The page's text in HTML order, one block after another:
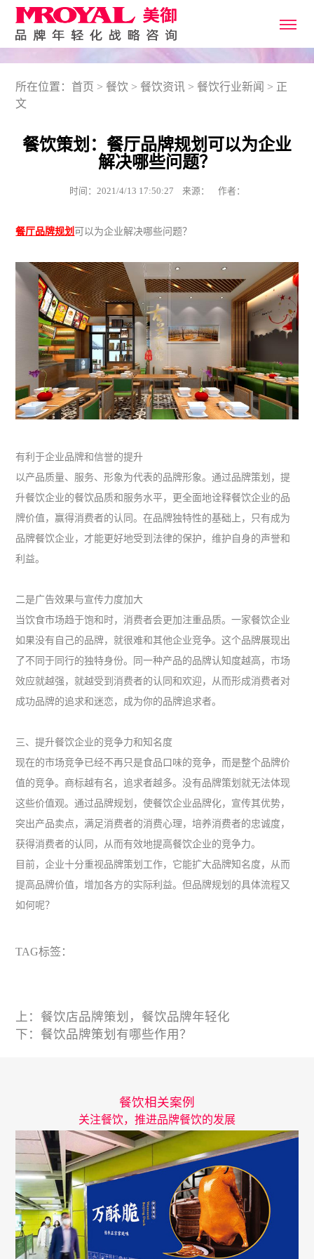
所在位置： 首页 > 餐饮 > 餐饮资讯 > 餐饮行业新闻 > 正
文
餐饮策划：餐厅品牌规划可以为企业
解决哪些问题？
时间：2021/4/13 17:50:27 来源： 作者：
餐厅品牌规划 可以为企业解决哪些问题？
有利于企业品牌和信誉的提升
以产品质量、服务、形象为代表的品牌形象。通过品牌策划，提
升餐饮企业的餐饮品质和服务水平，更全面地诠释餐饮企业的品
牌价值，赢得消费者的认同。在品牌独特性的基础上，只有成为
品牌餐饮企业，才能更好地受到法律的保护，维护自身的声誉和
利益。
二是广告效果与宣传力度加大
当饮食市场趋于饱和时，消费者会更加注重品质。一家餐饮企业
如果没有自己的品牌，就很难和其他企业竞争。这个品牌展现出
了不同于同行的独特身份。同一种产品的品牌认知度越高，市场
效应就越强，就越受到消费者的认同和欢迎，从而形成消费者对
成功品牌的追求和迷恋，成为你的品牌追求者。
三、提升餐饮企业的竞争力和知名度
现在的市场竞争已经不再只是食品口味的竞争，而是整个品牌价
值的竞争。商标越有名，追求者越多。没有品牌策划就无法体现
这些价值观。通过品牌规划，使餐饮企业品牌化，宣传其优势，
突出产品卖点，满足消费者的消费心理，培养消费者的忠诚度，
获得消费者的认同，从而有效地提高餐饮企业的竞争力。
目前，企业十分重视品牌策划工作，它能扩大品牌知名度，从而
提高品牌价值，增加各方的实际利益。但品牌规划的具体流程又
如何呢？
TAG标签：
上： 餐饮店品牌策划，餐饮品牌年轻化
下： 餐饮品牌策划有哪些作用？
餐饮相关案例
关注餐饮，推进品牌餐饮的发展